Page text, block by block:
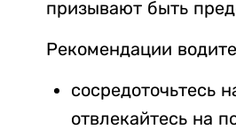
призывают быть
Рекомендации
сосредоточьтесь
отвлекайтесь на